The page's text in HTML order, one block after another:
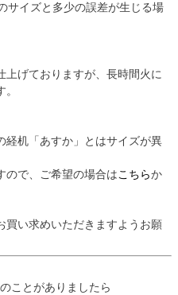
サイズと多少の誤差が生じる場
上げておりますが、長時間火に
経机「あすか」とはサイズが異
ので、ご希望の場合はこちらか
買い求めいただきますようお願
ことがありましたら